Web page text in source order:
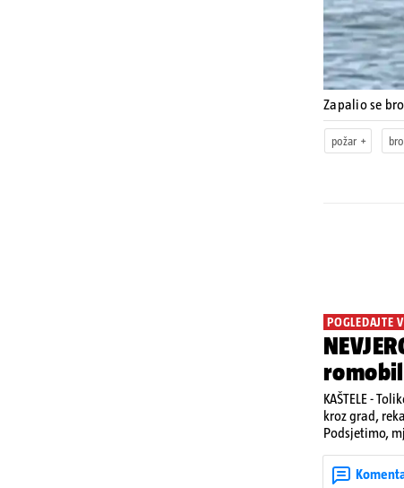
Zapalio se
požar
POGLEDAJTE
KAŠTELE -
kroz grad,
Podsjetimo,
u padu s